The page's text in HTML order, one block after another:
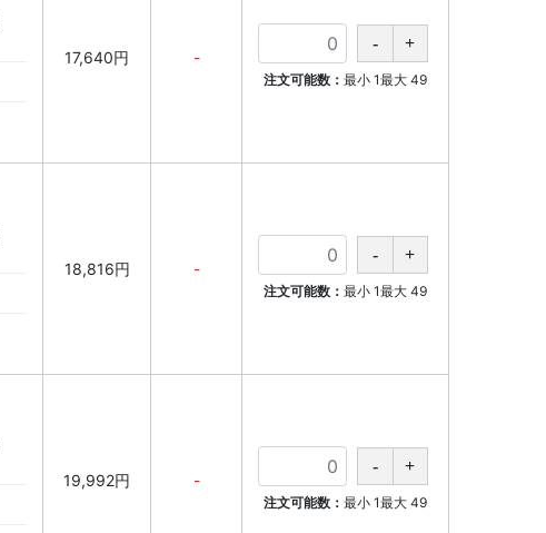
17,640円 -
注文可能数： 最小 1最大 49
18,816円 -
注文可能数： 最小 1最大 49
19,992円 -
注文可能数： 最小 1最大 49